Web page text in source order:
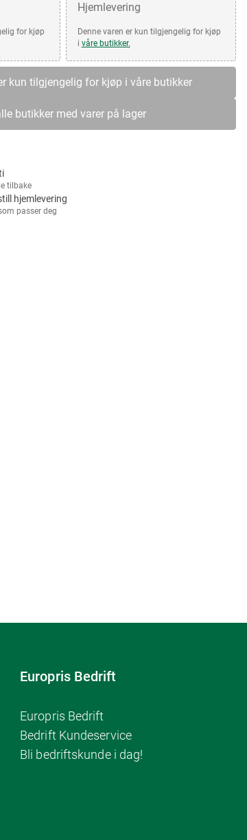
for kjøp
Hjemlevering
Denne varen er kun tilgjengelig for kjøp
i våre butikker.
kun tilgjengelig for kjøp i våre butikker
butikker med varer på lager
tilbake
hjemlevering
passer deg
Europris Bedrift
Europris Bedrift
Bedrift Kundeservice
Bli bedriftskunde i dag!